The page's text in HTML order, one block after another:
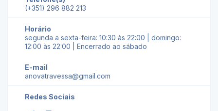
(+351) 296 882 213
Horário
segunda a sexta-feira: 10:30 às 22:00 | domingo:
12:00 às 22:00 | Encerrado ao sábado
E-mail
anovatravessa@gmail.com
Redes Sociais